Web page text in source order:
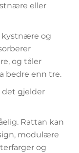
eller
kystnære og
og tåler
bedre enn tre.
det gjelder
Rattan kan
modulære
og